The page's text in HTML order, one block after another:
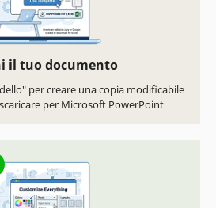
il tuo documento
per creare una copia modificabile
per Microsoft PowerPoint